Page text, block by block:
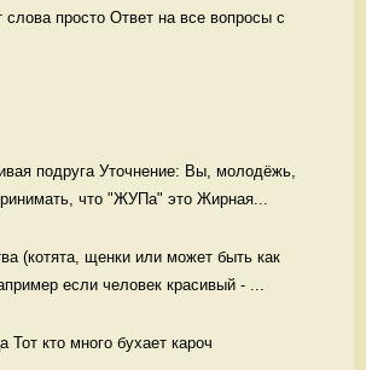
просто Ответ на все вопросы с
подруга Уточнение: Вы, молодёжь,
что "ЖУПа" это Жирная...
(котята, щенки или может быть как
если человек красивый - ...
Тот кто много бухает кароч